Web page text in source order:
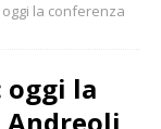
la conferenza
oggi la